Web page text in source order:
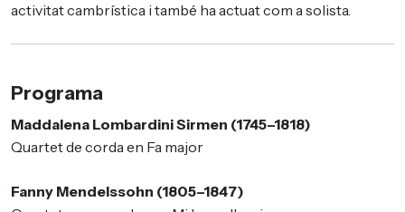
activitat cambrística i també ha actuat com a solista.
Programa
Maddalena Lombardini Sirmen (1745–1818)
Quartet de corda en Fa major
Fanny Mendelssohn (1805–1847)